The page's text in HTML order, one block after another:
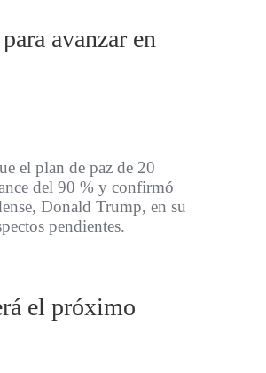
avanzar en
el plan de paz de 20
del 90 % y confirmó
Donald Trump, en su
pendientes.
el próximo